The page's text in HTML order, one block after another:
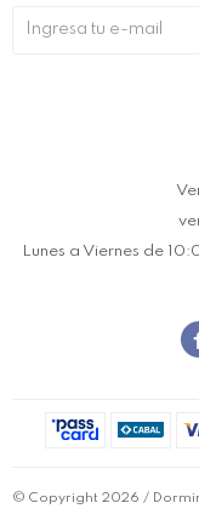
Lunes a Viernes de
© Copyright 2026 /